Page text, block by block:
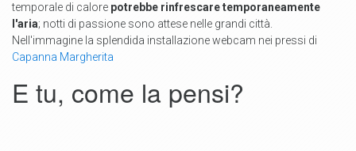
temporale di calore potrebbe rinfrescare temporaneamente
l'aria; notti di passione sono attese nelle grandi città.
Nell'immagine la splendida installazione webcam nei pressi di
Capanna Margherita
E tu, come la pensi?